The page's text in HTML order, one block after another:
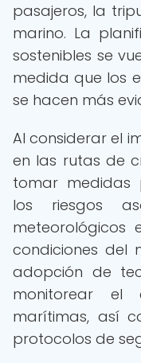
pasajeros, la
marino. La
sostenibles se
medida que los
se hacen más
Al considerar el
en las rutas de
tomar medidas
los riesgos
meteorológicos
condiciones del
adopción de
monitorear el
marítimas, así
protocolos de